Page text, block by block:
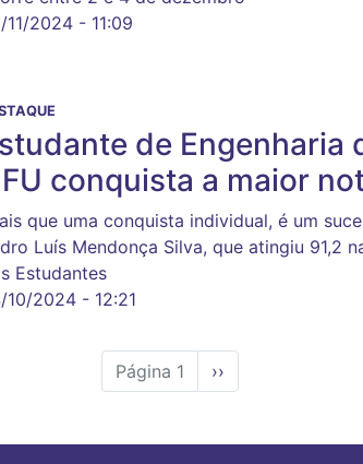
11/2024 - 11:09
de Engenharia
conquista a maior
que uma conquista individual, é um
Luís Mendonça Silva, que atingiu 91,2
Estudantes
10/2024 - 12:21
Página 1
Próxima
página
››